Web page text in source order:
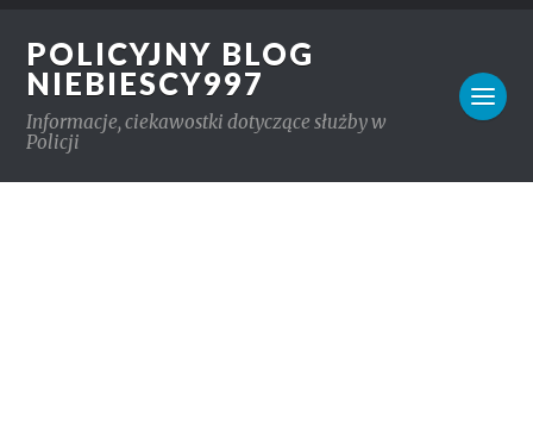
POLICYJNY BLOG
NIEBIESCY997
Informacje, ciekawostki dotyczące służby w
Policji